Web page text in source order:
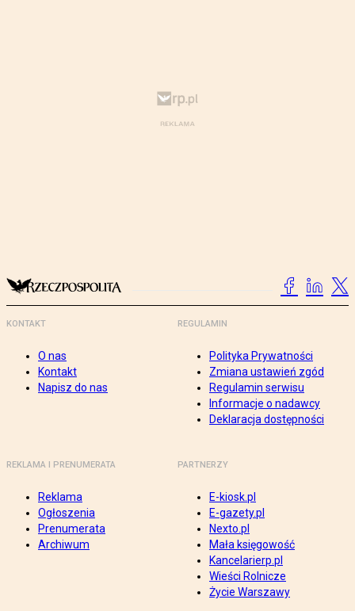
KONTAKT
O nas
Kontakt
Napisz do nas
REGULAMIN
Polityka Prywatności
Zmiana ustawień zgód
Regulamin serwisu
Informacje o nadawcy
Deklaracja dostępności
REKLAMA I PRENUMERATA
Reklama
Ogłoszenia
Prenumerata
Archiwum
PARTNERZY
E-kiosk.pl
E-gazety.pl
Nexto.pl
Mała księgowość
Kancelarierp.pl
Wieści Rolnicze
Życie Warszawy